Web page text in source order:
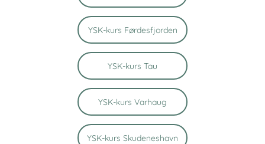
YSK-kurs Førdesfjorden
YSK-kurs Tau
YSK-kurs Varhaug
YSK-kurs Skudeneshavn